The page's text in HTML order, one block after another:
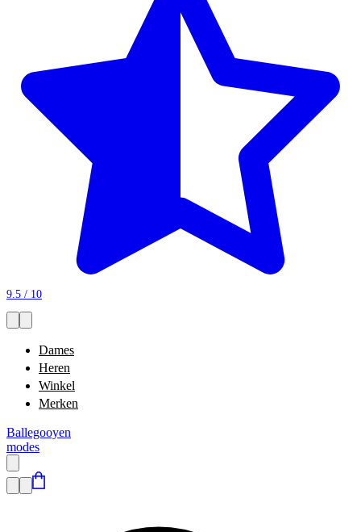
9.5 / 10
Dames
Heren
Winkel
Merken
Ballegooyen
modes